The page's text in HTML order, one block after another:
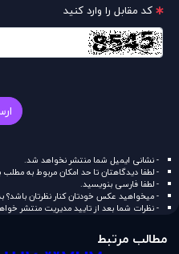
کد مقابل را وارد کنید
- نشانی ایمیل شما منتشر نخواهد شد.
- لطفا دیدگاهتان تا حد امکان مربوط به
- لطفا فارسی بنویسید.
- میخواهید عکس خودتان کنار نظرتان باشد؟
- نظرات شما بعد از تایید مدیریت منتشر
مطالب مرتبط